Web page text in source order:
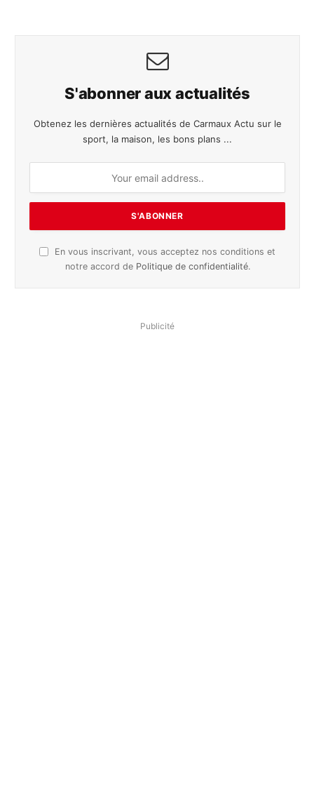
S'abonner aux actualités
Obtenez les dernières actualités de Carmaux Actu sur le
sport, la maison, les bons plans ...
En vous inscrivant, vous acceptez nos conditions et
notre accord de Politique de confidentialité.
Publicité